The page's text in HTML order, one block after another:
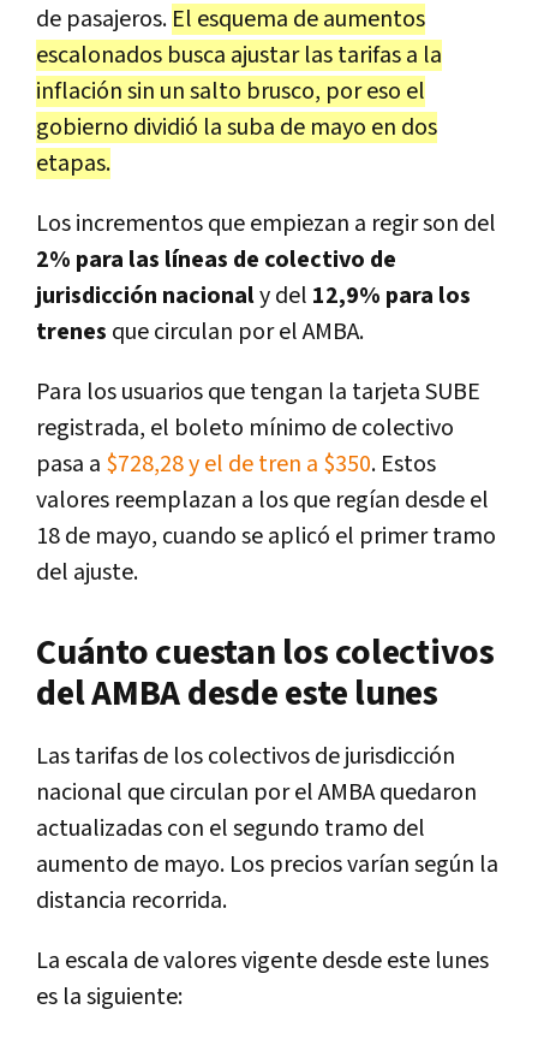
de pasajeros. El esquema de aumentos
escalonados busca ajustar las tarifas a la
inflación sin un salto brusco, por eso el
gobierno dividió la suba de mayo en dos
etapas.
Los incrementos que empiezan a regir son del
2% para las líneas de colectivo de
jurisdicción nacionaly del 12,9% para los
trenes que circulan por el AMBA.
Para los usuarios que tengan la tarjeta SUBE
registrada, el boleto mínimo de colectivo
pasa a $728,28 y el de tren a $350. Estos
valores reemplazan a los que regían desde el
18 de mayo, cuando se aplicó el primer tramo
del ajuste.
Cuánto cuestan los colectivos
del AMBA desde este lunes
Las tarifas de los colectivos de jurisdicción
nacional que circulan por el AMBA quedaron
actualizadas con el segundo tramo del
aumento de mayo. Los precios varían según la
distancia recorrida.
La escala de valores vigente desde este lunes
es la siguiente: